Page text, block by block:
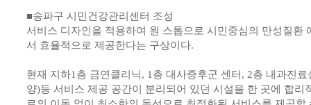
■송파구 시민건강관리센터 조성
서비스 디자인을 적용하여 원 스톱으로 시민중심의 만성질환
서 효율적으로 제공한다는 구상이다.
현재 지하1층 금연클리닉, 1층 대사증후군 센터, 2층 내과진
양)등 서비스 제공 공간이 분리되어 있던 시설을 한 곳에 합리